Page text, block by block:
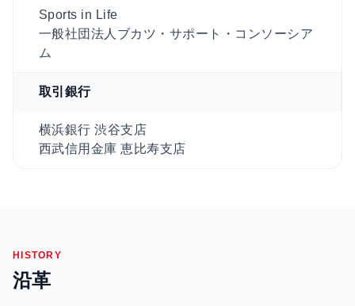
Sports in Life
一般社団法人ブカツ・サポート・コンソーシア
ム
取引銀行
横浜銀行 渋谷支店
西武信用金庫 恵比寿支店
HISTORY
沿革